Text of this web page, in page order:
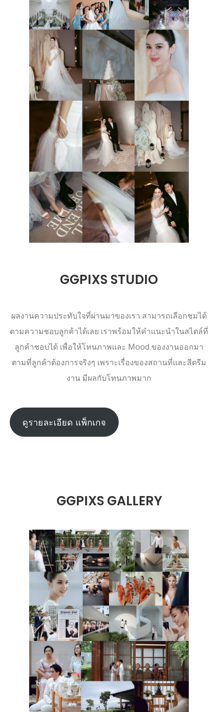
GGPIXS STUDIO
ผลงานความประทับใจที่ผ่านมาของเรา สามารถเลือกชมได้
ตามความชอบลูกค้าได้เลย เราพร้อมให้คำแนะนำในสไตล์ที่
ลูกค้าชอบได้ เพื่อให้โทนภาพและ Mood ของงานออกมา
ตามที่ลูกค้าต้องการจริงๆ เพราะเรื่องของสถานที่และสีตรีม
งาน มีผลกับโทนภาพมาก
ดูรายละเอียด แพ็กเกจ
GGPIXS GALLERY